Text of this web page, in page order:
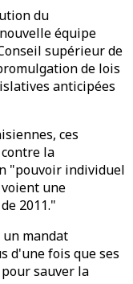
du
équipe
supérieur de
de lois
anticipées
ces
la
"pouvoir individuel
une
2011."
un mandat
d'une fois que ses
sauver la